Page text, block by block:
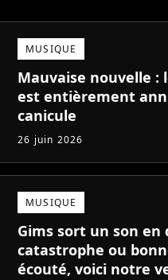
MUSIQUE
Mauvaise nouvelle :
est entièrement
canicule
26 juin 2026
MUSIQUE
Gims sort un son en
catastrophe ou
écouté, voici notre